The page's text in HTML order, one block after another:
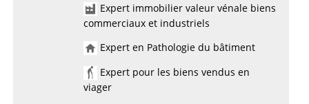
Expert immobilier valeur vénale biens
commerciaux et industriels
Expert en Pathologie du bâtiment
Expert pour les biens vendus en
viager